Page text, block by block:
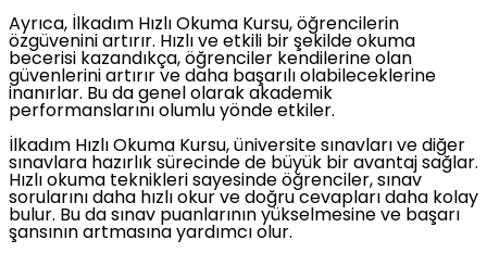
Ayrıca, İlkadım Hızlı Okuma Kursu, öğrencilerin
özgüvenini artırır. Hızlı ve etkili bir şekilde okuma
becerisi kazandıkça, öğrenciler kendilerine olan
güvenlerini artırır ve daha başarılı olabileceklerine
inanırlar. Bu da genel olarak akademik
performanslarını olumlu yönde etkiler.
İlkadım Hızlı Okuma Kursu, üniversite sınavları ve diğer
sınavlara hazırlık sürecinde de büyük bir avantaj sağlar.
Hızlı okuma teknikleri sayesinde öğrenciler, sınav
sorularını daha hızlı okur ve doğru cevapları daha kolay
bulur. Bu da sınav puanlarının yükselmesine ve başarı
şansının artmasına yardımcı olur.